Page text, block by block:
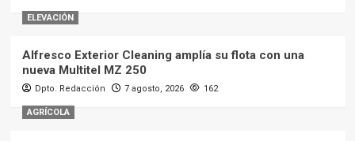
ELEVACIÓN
Alfresco Exterior Cleaning amplía su flota con una
nueva Multitel MZ 250
Dpto. Redacción 7 agosto, 2026 162
AGRÍCOLA